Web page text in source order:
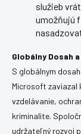
služieb
umožňujú
Globálny Dosah
S globálnym
Microsoft zaviazal
vzdelávanie,
kriminalite.
udržateľný rozvoj